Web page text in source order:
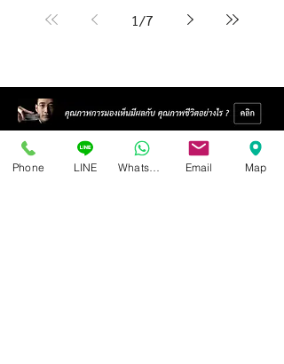
1/7
Phone LINE Email Map